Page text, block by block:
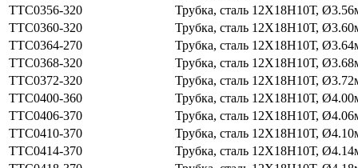
ТТС0356-320
Трубка, сталь 12Х18Н10Т,
ТТС0360-320
Трубка, сталь 12Х18Н10Т,
ТТС0364-270
Трубка, сталь 12Х18Н10Т,
ТТС0368-320
Трубка, сталь 12Х18Н10Т,
ТТС0372-320
Трубка, сталь 12Х18Н10Т,
ТТС0400-360
Трубка, сталь 12Х18Н10Т,
ТТС0406-370
Трубка, сталь 12Х18Н10Т,
ТТС0410-370
Трубка, сталь 12Х18Н10Т,
ТТС0414-370
Трубка, сталь 12Х18Н10Т,